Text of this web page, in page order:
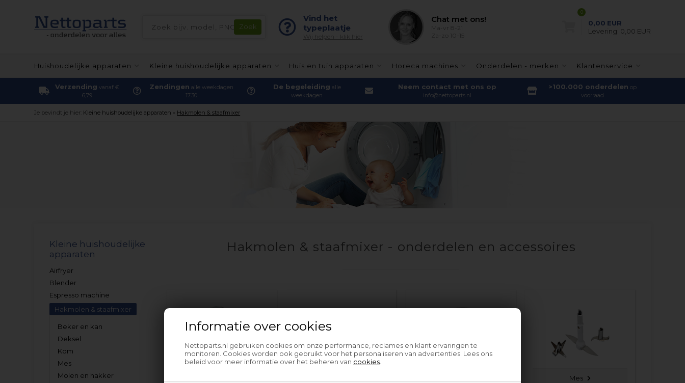
Informatie over cookies
Nettoparts.nl gebruiken cookies om onze performance, reclames en klant ervaringen te
monitoren. Cookies worden ook gebruikt voor het personaliseren van advertenties. Lees ons
beleid voor meer informatie over het beheren van cookies
Vind het
typeplaatje
Chat met ons!
0
0,00 EUR
Levering: 0,00 EUR
Huishoudelijke apparaten Kleine huishoudelijke apparaten Huis en tuin apparaten Horeca machines Onderdelen - merken Klantenservice
Verzending vanaf €
6,79
Zendingen alle weekdagen
17.30
De begeleiding alle
weekdagen
Neem contact met ons op
info@nettoparts.nl
>100.000 onderdelen op
voorraad
Je bevindt je hier: Kleine huishoudelijke apparaten Hakmolen & staafmixer
Kleine huishoudelijke
apparaten
Airfryer
Blender
Espresso machine
Hakmolen & staafmixer
Beker en kan
Deksel
Kom
Mes
Molen en hakker
Hakmolen & staafmixer - onderdelen en accessoires
Mes